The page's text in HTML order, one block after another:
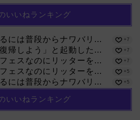
いいねランキング
には普段からナワバリ... +7
帰しよう」と起動した... +7
ェスなのにリッターを... +7
ェスなのにリッターを... +5
には普段からナワバリ... +5
いいねランキング